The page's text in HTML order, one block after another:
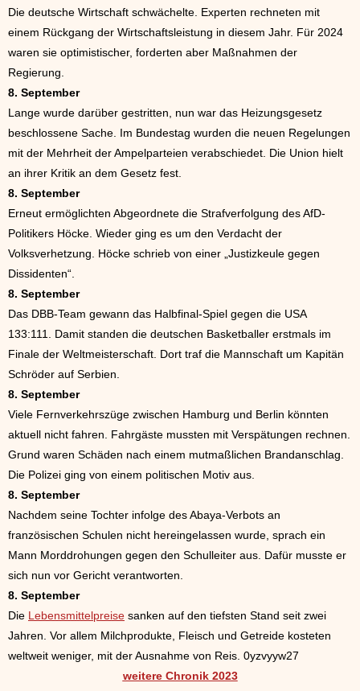
Die deutsche Wirtschaft schwächelte. Experten rechneten mit
einem Rückgang der Wirtschaftsleistung in diesem Jahr. Für 2024
waren sie optimistischer, forderten aber Maßnahmen der
Regierung.
8. September
Lange wurde darüber gestritten, nun war das Heizungsgesetz
beschlossene Sache. Im Bundestag wurden die neuen Regelungen
mit der Mehrheit der Ampelparteien verabschiedet. Die Union hielt
an ihrer Kritik an dem Gesetz fest.
8. September
Erneut ermöglichten Abgeordnete die Strafverfolgung des AfD-
Politikers Höcke. Wieder ging es um den Verdacht der
Volksverhetzung. Höcke schrieb von einer „Justizkeule gegen
Dissidenten“.
8. September
Das DBB-Team gewann das Halbfinal-Spiel gegen die USA
133:111. Damit standen die deutschen Basketballer erstmals im
Finale der Weltmeisterschaft. Dort traf die Mannschaft um Kapitän
Schröder auf Serbien.
8. September
Viele Fernverkehrszüge zwischen Hamburg und Berlin könnten
aktuell nicht fahren. Fahrgäste mussten mit Verspätungen rechnen.
Grund waren Schäden nach einem mutmaßlichen Brandanschlag.
Die Polizei ging von einem politischen Motiv aus.
8. September
Nachdem seine Tochter infolge des Abaya-Verbots an
französischen Schulen nicht hereingelassen wurde, sprach ein
Mann Morddrohungen gegen den Schulleiter aus. Dafür musste er
sich nun vor Gericht verantworten.
8. September
Die Lebensmittelpreise sanken auf den tiefsten Stand seit zwei
Jahren. Vor allem Milchprodukte, Fleisch und Getreide kosteten
weltweit weniger, mit der Ausnahme von Reis. 0yzvyyw27
weitere Chronik 2023